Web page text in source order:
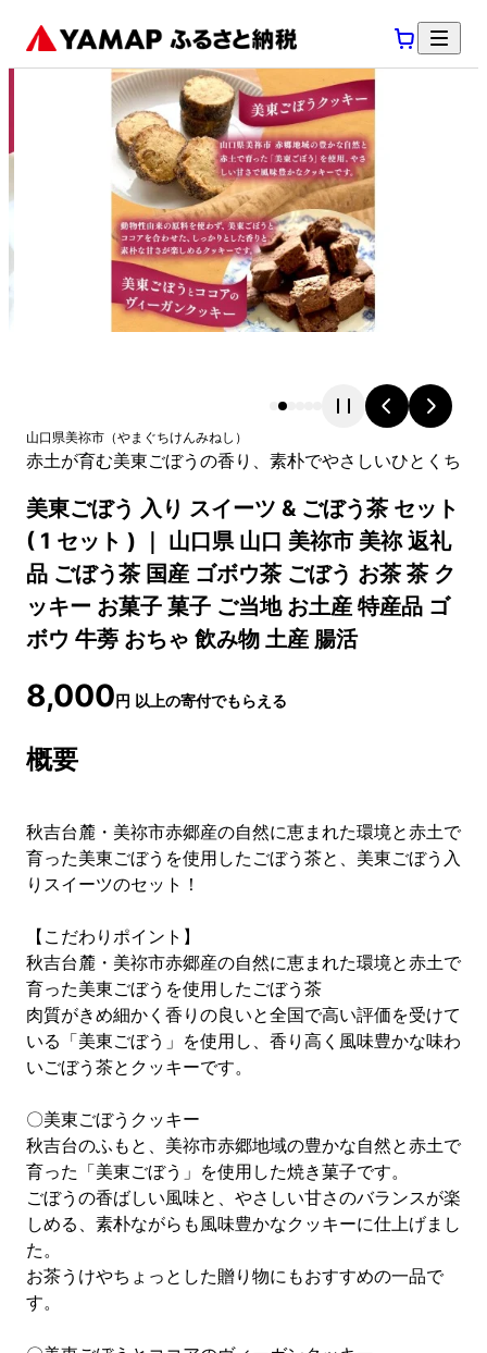
山口県美祢市 （やまぐちけんみねし ）
赤土が育む美東ごぼうの香り、素朴でやさしいひとくち
美東ごぼう 入り スイーツ & ごぼう茶 セット
( 1 セット ) ｜ 山口県 山口 美祢市 美祢 返礼
品 ごぼう茶 国産 ゴボウ茶 ごぼう お茶 茶 ク
ッキー お菓子 菓子 ご当地 お土産 特産品 ゴ
ボウ 牛蒡 おちゃ 飲み物 土産 腸活
8,000円 以上の寄付でもらえる
概要
秋吉台麓・美祢市赤郷産の自然に恵まれた環境と赤土で
育った美東ごぼうを使用したごぼう茶と、美東ごぼう入
りスイーツのセット！
【こだわりポイント】
秋吉台麓・美祢市赤郷産の自然に恵まれた環境と赤土で
育った美東ごぼうを使用したごぼう茶
肉質がきめ細かく香りの良いと全国で高い評価を受けて
いる「美東ごぼう」を使用し、香り高く風味豊かな味わ
いごぼう茶とクッキーです。
〇美東ごぼうクッキー
秋吉台のふもと、美祢市赤郷地域の豊かな自然と赤土で
育った「美東ごぼう」を使用した焼き菓子です。
ごぼうの香ばしい風味と、やさしい甘さのバランスが楽
しめる、素朴ながらも風味豊かなクッキーに仕上げまし
た。
お茶うけやちょっとした贈り物にもおすすめの一品で
す。